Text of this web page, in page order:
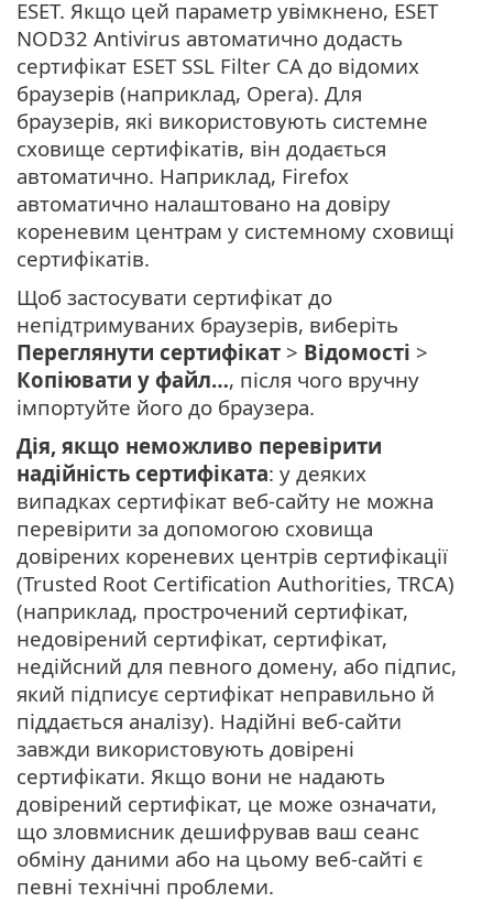
ESET. Якщо цей параметр увімкнено, ESET
NOD32 Antivirus автоматично додасть
сертифікат ESET SSL Filter CA до відомих
браузерів (наприклад, Opera). Для
браузерів, які використовують системне
сховище сертифікатів, він додається
автоматично. Наприклад, Firefox
автоматично налаштовано на довіру
кореневим центрам у системному сховищі
сертифікатів.
Щоб застосувати сертифікат до
непідтримуваних браузерів, виберіть
Переглянути сертифікат > Відомості >
Копіювати у файл…, після чого вручну
імпортуйте його до браузера.
Дія, якщо неможливо перевірити
надійність сертифіката: у деяких
випадках сертифікат веб-сайту не можна
перевірити за допомогою сховища
довірених кореневих центрів сертифікації
(Trusted Root Certification Authorities, TRCA)
(наприклад, прострочений сертифікат,
недовірений сертифікат, сертифікат,
недійсний для певного домену, або підпис,
який підписує сертифікат неправильно й
піддається аналізу). Надійні веб-сайти
завжди використовують довірені
сертифікати. Якщо вони не надають
довірений сертифікат, це може означати,
що зловмисник дешифрував ваш сеанс
обміну даними або на цьому веб-сайті є
певні технічні проблеми.